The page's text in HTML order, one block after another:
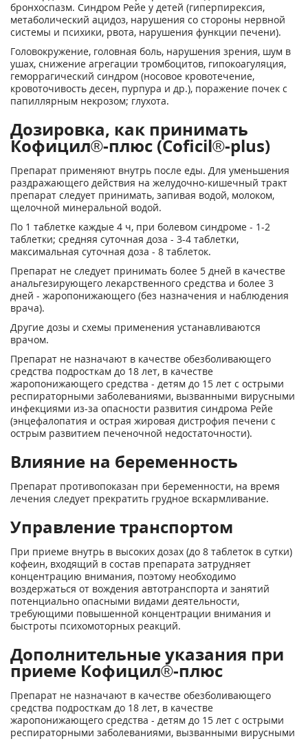
бронхоспазм. Синдром Рейе у детей (гиперпирексия,
метаболический ацидоз, нарушения со стороны нервной
системы и психики, рвота, нарушения функции печени).
Головокружение, головная боль, нарушения зрения, шум в
ушах, снижение агрегации тромбоцитов, гипокоагуляция,
геморрагический синдром (носовое кровотечение,
кровоточивость десен, пурпура и др.), поражение почек с
папиллярным некрозом; глухота.
Дозировка, как принимать
Кофицил®-плюс (Coficil®-plus)
Препарат применяют внутрь после еды. Для уменьшения
раздражающего действия на желудочно-кишечный тракт
препарат следует принимать, запивая водой, молоком,
щелочной минеральной водой.
По 1 таблетке каждые 4 ч, при болевом синдроме - 1-2
таблетки; средняя суточная доза - 3-4 таблетки,
максимальная суточная доза - 8 таблеток.
Препарат не следует принимать более 5 дней в качестве
анальгезирующего лекарственного средства и более 3
дней - жаропонижающего (без назначения и наблюдения
врача).
Другие дозы и схемы применения устанавливаются
врачом.
Препарат не назначают в качестве обезболивающего
средства подросткам до 18 лет, в качестве
жаропонижающего средства - детям до 15 лет с острыми
респираторными заболеваниями, вызванными вирусными
инфекциями из-за опасности развития синдрома Рейе
(энцефалопатия и острая жировая дистрофия печени с
острым развитием печеночной недостаточности).
Влияние на беременность
Препарат противопоказан при беременности, на время
лечения следует прекратить грудное вскармливание.
Управление транспортом
При приеме внутрь в высоких дозах (до 8 таблеток в сутки)
кофеин, входящий в состав препарата затрудняет
концентрацию внимания, поэтому необходимо
воздержаться от вождения автотранспорта и занятий
потенциально опасными видами деятельности,
требующими повышенной концентрации внимания и
быстроты психомоторных реакций.
Дополнительные указания при
приеме Кофицил®-плюс
Препарат не назначают в качестве обезболивающего
средства подросткам до 18 лет, в качестве
жаропонижающего средства - детям до 15 лет с острыми
респираторными заболеваниями, вызванными вирусными